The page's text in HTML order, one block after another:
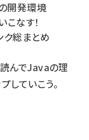
開発環境
なす！
総まとめ
んでJavaの理
していこう。